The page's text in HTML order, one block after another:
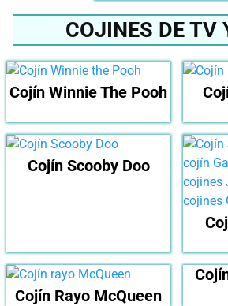
COJINES DE TV
Cojín Winnie The Pooh
Cojín Scooby Doo
Cojín Rayo McQueen